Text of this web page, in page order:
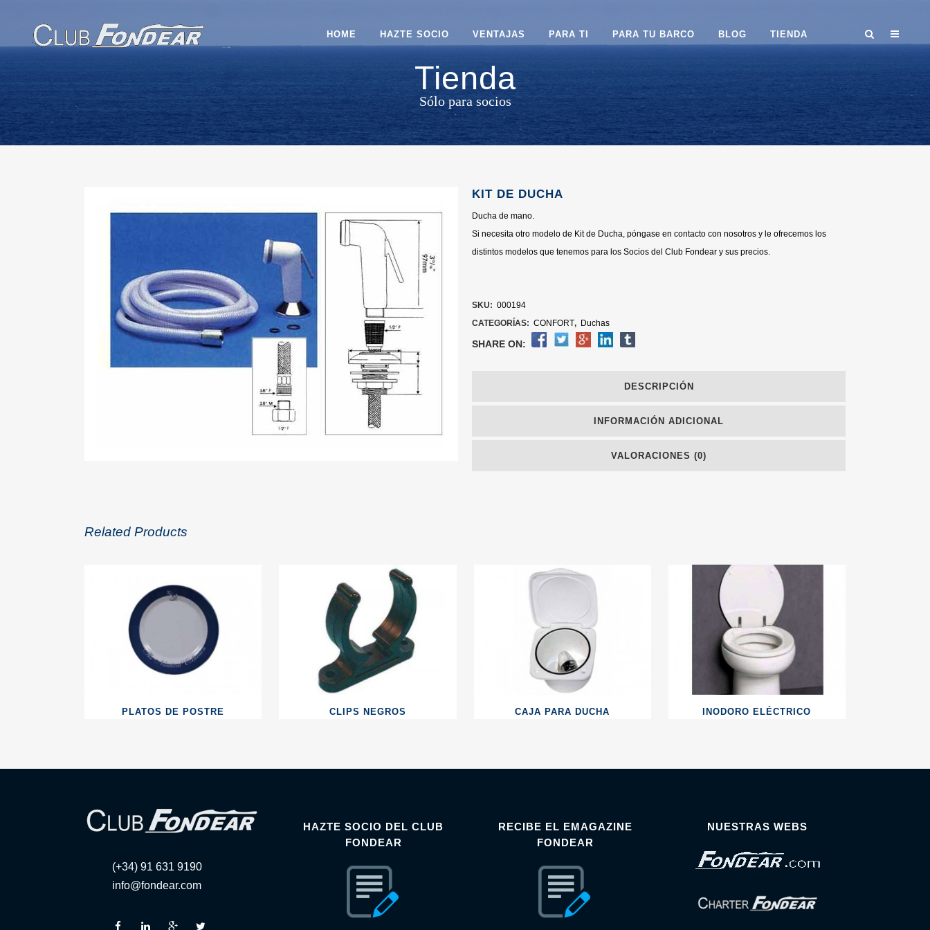
HOME HAZTE SOCIO VENTAJAS PARA TI PARA TU BARCO BLOG TIENDA
Tienda
Sólo para socios
KIT DE DUCHA
Ducha de mano.
Si necesita otro modelo de Kit de Ducha, póngase en contacto con nosotros y le ofrecemos los
distintos modelos que tenemos para los Socios del Club Fondear y sus precios.
SKU: 000194
CATEGORÍAS: CONFORT, Duchas
SHARE ON:
DESCRIPCIÓN
INFORMACIÓN ADICIONAL
VALORACIONES (0)
Related Products
PLATOS DE POSTRE CLIPS NEGROS CAJA PARA DUCHA INODORO ELÉCTRICO
(+34) 91 631 9190
info@fondear.com
HAZTE SOCIO DEL CLUB
FONDEAR
RECIBE EL EMAGAZINE
FONDEAR
NUESTRAS WEBS